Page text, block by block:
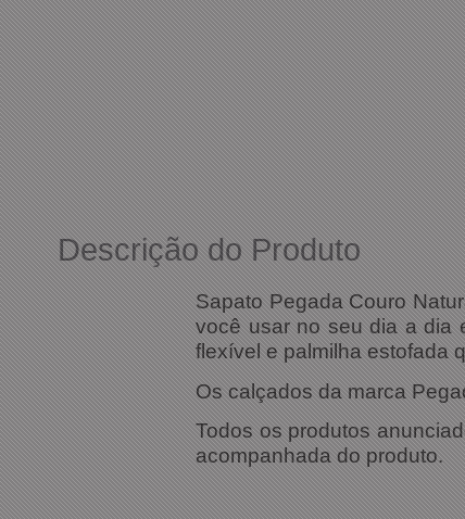
Descrição do Produto
Sapato Pegada Couro
você usar no seu dia a dia
flexível e palmilha estofada
Os calçados da marca
Todos os produtos
acompanhada do produto.